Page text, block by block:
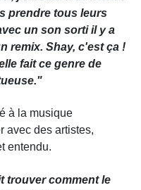
prendre tous leurs
un son sorti il y a
remix. Shay, c'est ça !
fait ce genre de
à la musique
avec des artistes,
entendu.
trouver comment le